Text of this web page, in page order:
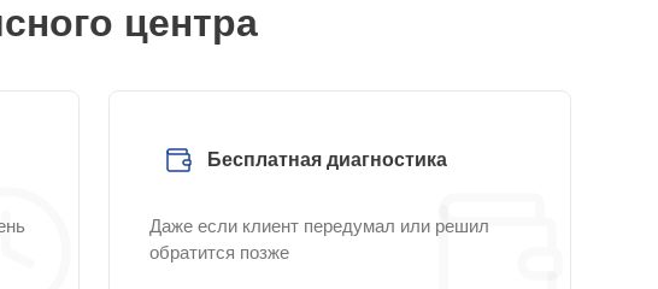
центра
Бесплатная диагностика
Даже если клиент передумал или решил
обратится позже